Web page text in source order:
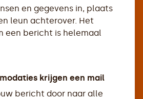
en gegevens in, plaats
leun achterover. Het
een bericht is helemaal
krijgen een mail
bericht door naar alle